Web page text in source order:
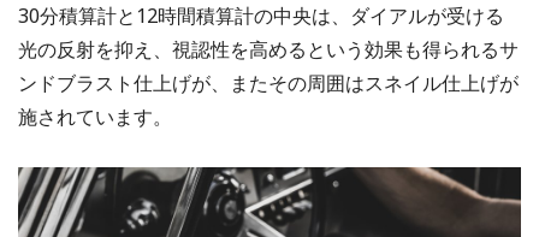
30分積算計と12時間積算計の中央は、ダイアルが受ける
光の反射を抑え、視認性を高めるという効果も得られるサ
ンドブラスト仕上げが、またその周囲はスネイル仕上げが
施されています。